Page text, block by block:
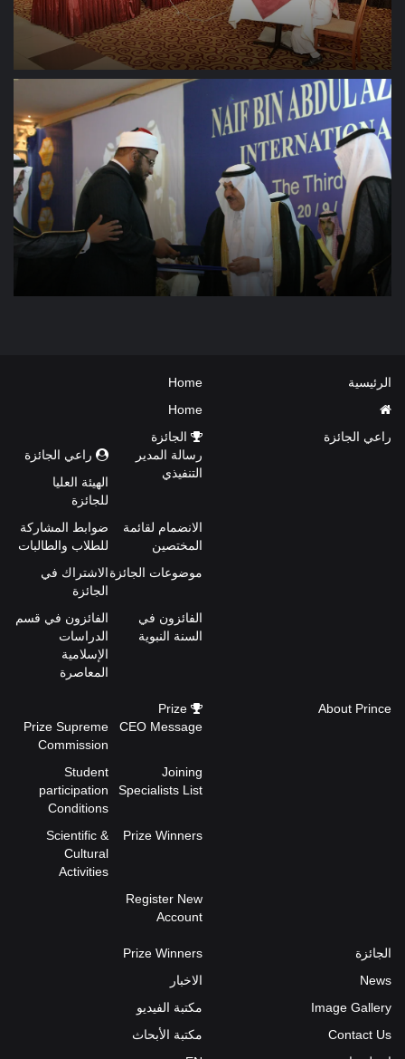
الرئيسية
Home
Home
راعي الجائزة
الجائزة
رسالة المدير
التنفيذي
راعي الجائزة
الهيئة العليا
للجائزة
الانضمام لقائمة
المختصين
ضوابط المشاركة
للطلاب والطالبات
موضوعات الجائزةالاشتراك في
الجائزة
الفائزون في
السنة النبوية
الفائزون في قسم
الدراسات
الإسلامية
المعاصرة
About Prince
CEO Message
Prize Supreme
Commission
Joining
Specialists List
Student
participation
Conditions
Prize Winners
Scientific &
Cultural
Activities
Register New
Account
الجائزة
Prize Winners
News
الاخبار
Image Gallery
مكتبة الفيديو
Contact Us
مكتبة الأبحاث